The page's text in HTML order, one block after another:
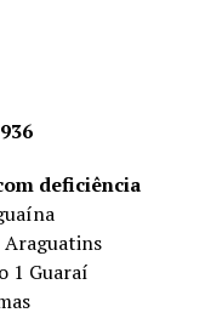
deficiência
1 Guaraí